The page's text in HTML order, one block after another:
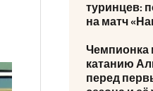
туринцев:
на матч
Чемпионка
катанию
перед